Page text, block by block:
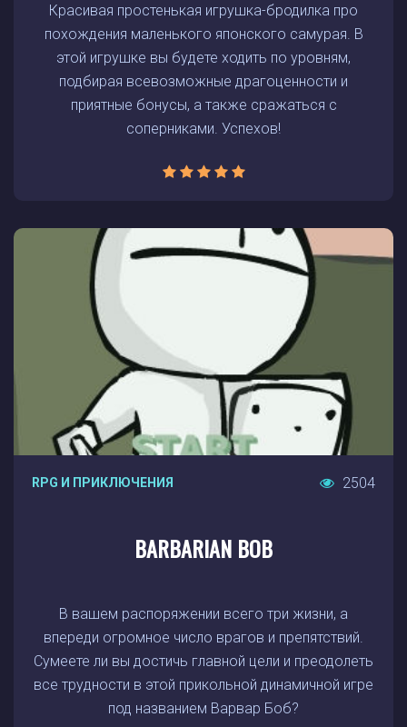
Красивая простенькая игрушка-бродилка про
похождения маленького японского самурая. В
этой игрушке вы будете ходить по уровням,
подбирая всевозможные драгоценности и
приятные бонусы, а также сражаться с
соперниками. Успехов!
RPG И ПРИКЛЮЧЕНИЯ 2504
BARBARIAN BOB
В вашем распоряжении всего три жизни, а
впереди огромное число врагов и препятствий.
Сумеете ли вы достичь главной цели и преодолеть
все трудности в этой прикольной динамичной игре
под названием Варвар Боб?